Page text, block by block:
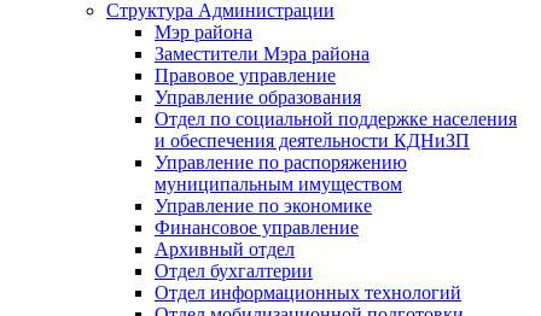
Структура Администрации
Мэр района
Заместители Мэра района
Правовое управление
Управление образования
Отдел по социальной поддержке населения
и обеспечения деятельности КДНиЗП
Управление по распоряжению
муниципальным имуществом
Управление по экономике
Финансовое управление
Архивный отдел
Отдел бухгалтерии
Отдел информационных технологий